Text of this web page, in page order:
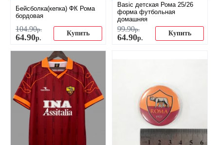
Бейсболка(кепка) ФК Рома
бордовая
104.90р.
64.90р.
Купить
Basic детская Рома 25/26
форма футбольная
домашняя
99.90р.
64.90р.
Купить